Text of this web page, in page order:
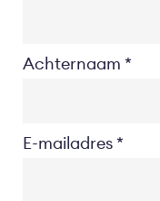
Achternaam
E-mailadres